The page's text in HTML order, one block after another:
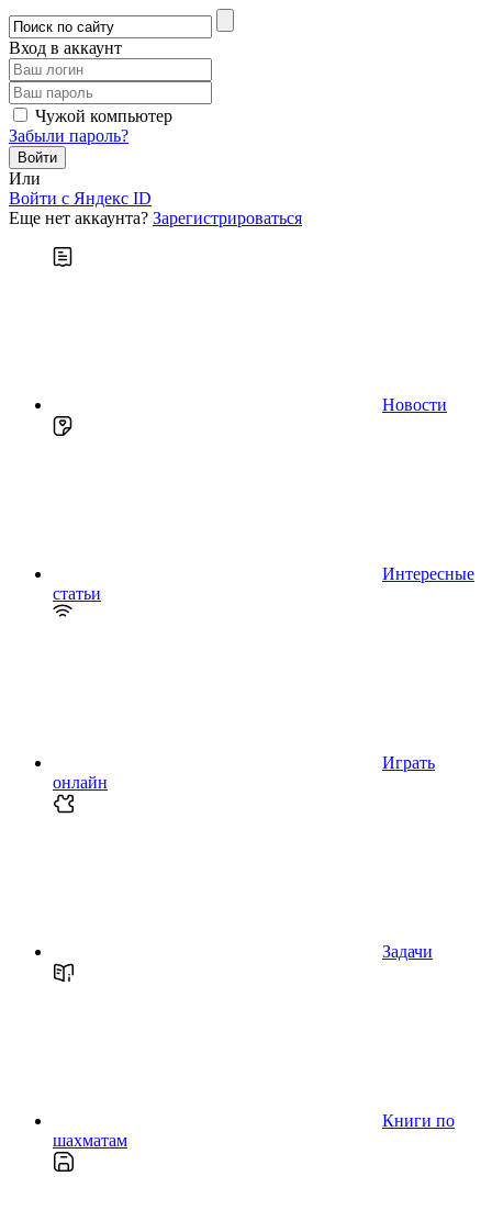
Вход в аккаунт
Чужой компьютер
Забыли пароль?
Или
Войти c Яндекс ID
Еще нет аккаунта? Зарегистрироваться
Новости
Интересные
статьи
Играть
онлайн
Задачи
Книги по
шахматам